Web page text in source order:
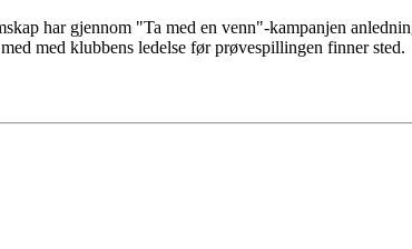
har gjennom "Ta med en venn"-kampanjen
med klubbens ledelse før prøvespillingen finner sted.